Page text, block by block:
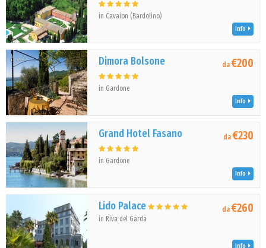
in Cavaion (Bardolino)
Info
Dimora Bolsone
in Gardone
da€200
Info
Grand Hotel Fasano
in Gardone
da€230
Info
Lido Palace
in Riva del Garda
da€260
Info